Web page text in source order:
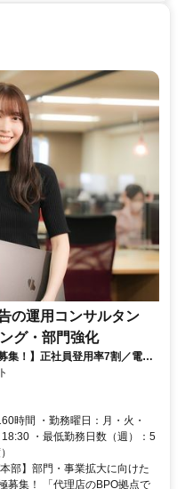
の運用コンサルタン
グ・部門強化
集！】正社員登用率7割／電通
み／残業月平均4時間19分
時間 ・勤務曜日：月・火・
・最低勤務日数（週）：5
部】部門・事業拡大に向けた
募集！ 「代理店のBPO拠点で